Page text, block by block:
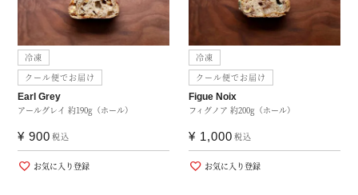
冷凍
クール便でお届け
アールグレイ 約190g（ホール）
Earl Grey
¥ 900 税込
お気に入り登録
冷凍
クール便でお届け
フィグノア 約200g（ホール）
Figue Noix
¥ 1,000 税込
お気に入り登録